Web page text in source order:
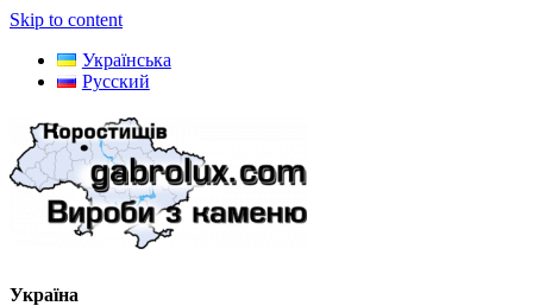
Skip to content
Українська
Русский
Україна